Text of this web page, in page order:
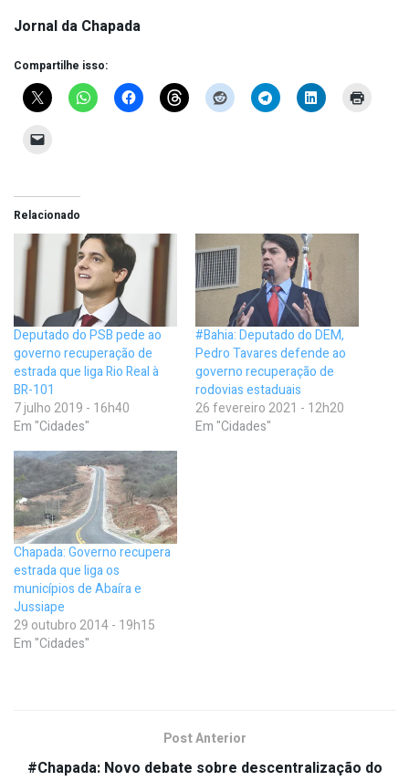
Jornal da Chapada
Compartilhe isso:
Relacionado
Deputado do PSB pede ao
governo recuperação de
estrada que liga Rio Real à
BR-101
7 julho 2019 - 16h40
Em "Cidades"
#Bahia: Deputado do DEM,
Pedro Tavares defende ao
governo recuperação de
rodovias estaduais
26 fevereiro 2021 - 12h20
Em "Cidades"
Chapada: Governo recupera
estrada que liga os
municípios de Abaíra e
Jussiape
29 outubro 2014 - 19h15
Em "Cidades"
Post Anterior
#Chapada: Novo debate sobre descentralização do